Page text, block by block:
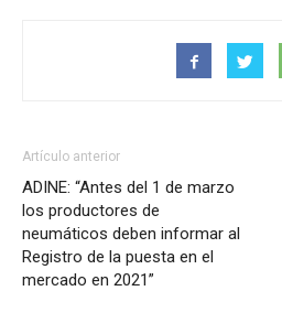
Artículo anterior
ADINE: “Antes del 1 de marzo
los productores de
neumáticos deben informar al
Registro de la puesta en el
mercado en 2021”